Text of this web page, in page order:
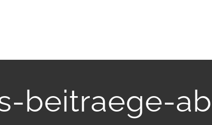
beitraege-